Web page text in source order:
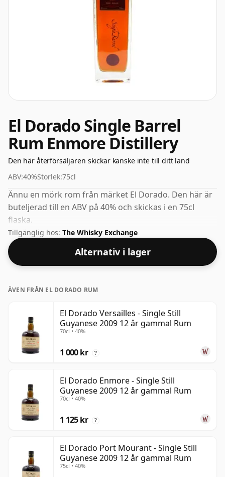
El Dorado Single Barrel
Rum Enmore Distillery
Den här återförsäljaren skickar kanske inte till ditt land
ABV:40%Storlek:75cl
Ännu en mörk rom från märket El Dorado. Den här är
buteljerad till en ABV på 40% och skickas i en 75cl
flaska.
Tillgänglig hos: The Whisky Exchange
Alternativ i lager
ÄVEN FRÅN EL DORADO RUM
El Dorado Versailles - Single Still
Guyanese 2009 12 år gammal Rum
70cl • 40%
1 000 kr ?
El Dorado Enmore - Single Still
Guyanese 2009 12 år gammal Rum
70cl • 40%
1 125 kr ?
El Dorado Port Mourant - Single Still
Guyanese 2009 12 år gammal Rum
75cl • 40%